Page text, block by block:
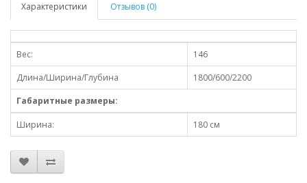
Характеристики Отзывов (0)
Вес:
146
Длина/Ширина/Глубина
1800/600/2200
Габаритные размеры:
Ширина: 180 см